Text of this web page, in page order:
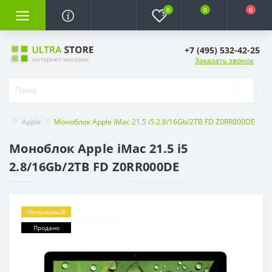
0 0 0
+7 (495) 532-42-25
Заказать звонок
Apple Моноблок Apple iMac 21.5 i5 2.8/16Gb/2TB FD Z0RR000DE
Моноблок Apple iMac 21.5 i5
2.8/16Gb/2TB FD Z0RR000DE
Популярный
Продано